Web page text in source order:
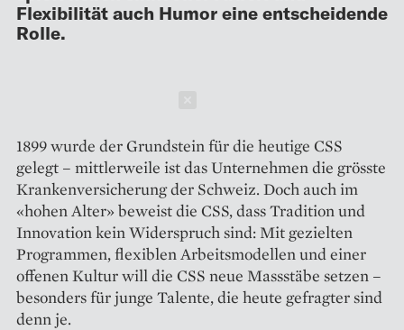
Flexibilität auch Humor eine entscheidende
Rolle.
1899 wurde der Grundstein für die heutige CSS
gelegt – mittlerweile ist das Unternehmen die grösste
Krankenversicherung der Schweiz. Doch auch im
«hohen Alter» beweist die CSS, dass Tradition und
Innovation kein Widerspruch sind: Mit gezielten
Programmen, flexiblen Arbeits­modellen und einer
offenen Kultur will die CSS neue Massstäbe setzen –
besonders für junge Talente, die heute gefragter sind
denn je.